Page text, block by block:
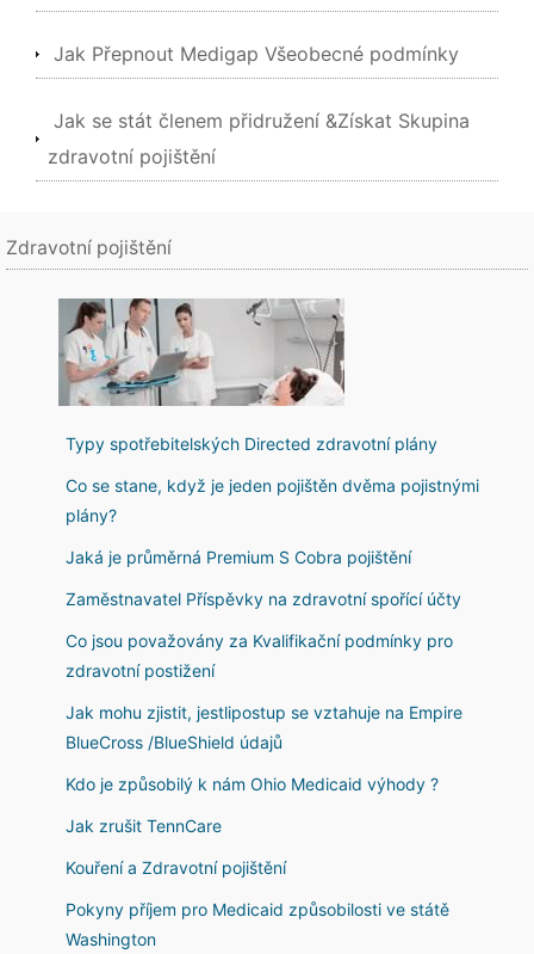
Jak Přepnout Medigap Všeobecné podmínky
Jak se stát členem přidružení &Získat Skupina
zdravotní pojištění
Zdravotní pojištění
Typy spotřebitelských Directed zdravotní plány
Co se stane, když je jeden pojištěn dvěma pojistnými
plány?
Jaká je průměrná Premium S Cobra pojištění
Zaměstnavatel Příspěvky na zdravotní spořící účty
Co jsou považovány za Kvalifikační podmínky pro
zdravotní postižení
Jak mohu zjistit, jestlipostup se vztahuje na Empire
BlueCross /BlueShield údajů
Kdo je způsobilý k nám Ohio Medicaid výhody ?
Jak zrušit TennCare
Kouření a Zdravotní pojištění
Pokyny příjem pro Medicaid způsobilosti ve státě
Washington